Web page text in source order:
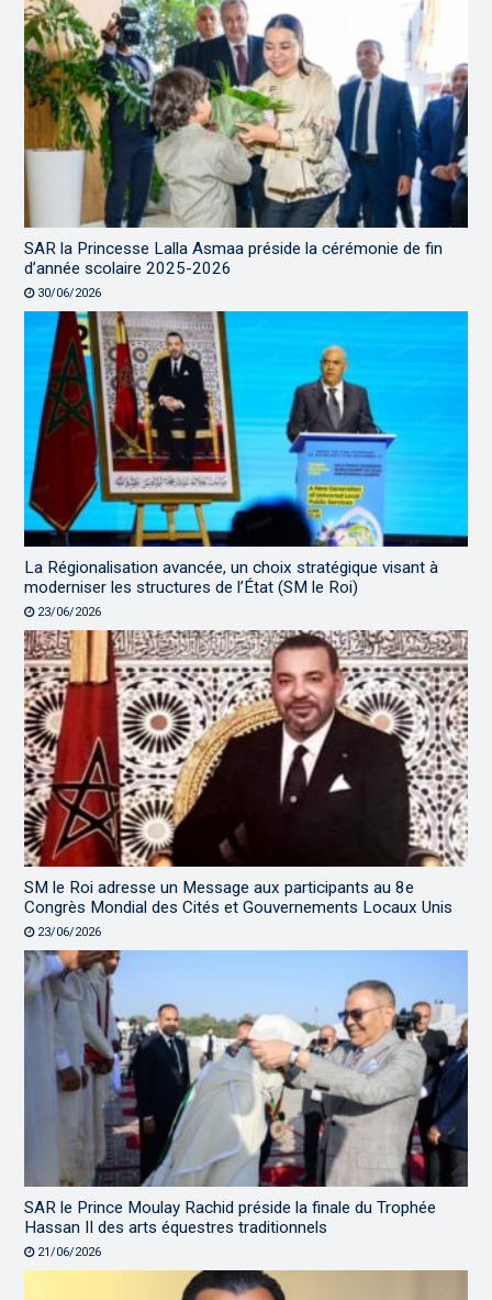
SAR la Princesse Lalla Asmaa préside la cérémonie de fin
d’année scolaire 2025-2026
30/06/2026
La Régionalisation avancée, un choix stratégique visant à
moderniser les structures de l’État (SM le Roi)
23/06/2026
SM le Roi adresse un Message aux participants au 8e
Congrès Mondial des Cités et Gouvernements Locaux Unis
23/06/2026
SAR le Prince Moulay Rachid préside la finale du Trophée
Hassan II des arts équestres traditionnels
21/06/2026